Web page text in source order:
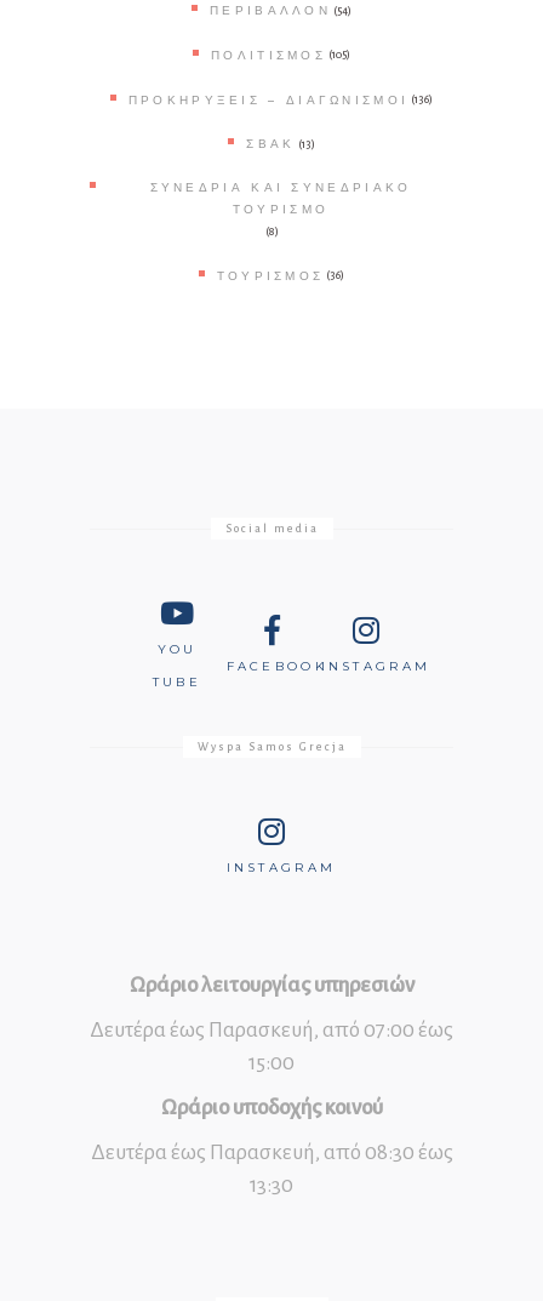
ΠΕΡΙΒΆΛΛΟΝ (54)
ΠΟΛΙΤΙΣΜΌΣ (105)
ΠΡΟΚΗΡΎΞΕΙΣ – ΔΙΑΓΩΝΙΣΜΟΊ (136)
ΣΒΑΚ (13)
ΣΥΝΈΔΡΙΑ ΚΑΙ ΣΥΝΕΔΡΙΑΚΌ
ΤΟΥΡΙΣΜΌ
(8)
ΤΟΥΡΙΣΜΌΣ (36)
Social media
YOU
TUBE
FACEBOOKINSTAGRAM
Wyspa Samos Grecja
INSTAGRAM
Ωράριο λειτουργίας υπηρεσιών
Δευτέρα έως Παρασκευή, από 07:00 έως
15:00
Ωράριο υποδοχής κοινού
Δευτέρα έως Παρασκευή, από 08:30 έως
13:30